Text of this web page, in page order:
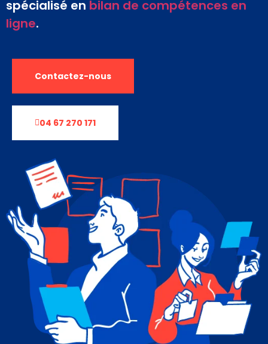
spécialisé en bilan de compétences en
ligne.
Contactez-nous
04 67 270 171
Nécessaire
Ces cookies ne
sont pas
facultatifs. Ils
sont
nécessaires au
fonctionnement
du site Web.
Statistiques